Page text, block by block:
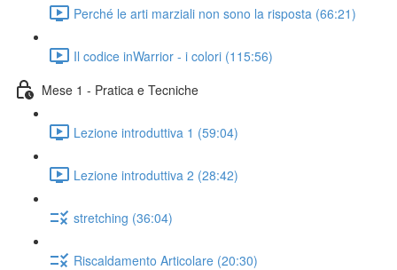
Perché le arti marziali non sono la risposta (66:21)
Il codice inWarrior - i colori (115:56)
Mese 1 - Pratica e Tecniche
Lezione introduttiva 1 (59:04)
Lezione introduttiva 2 (28:42)
stretching (36:04)
Riscaldamento Articolare (20:30)